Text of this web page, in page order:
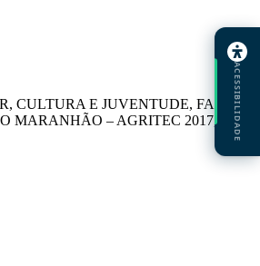
CULTURA E JUVENTUDE, FACE O
MARANHÃO – AGRITEC 2017, NO
ACESSIBILIDADE